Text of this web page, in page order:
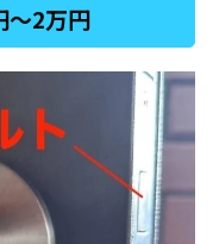
〜2万円